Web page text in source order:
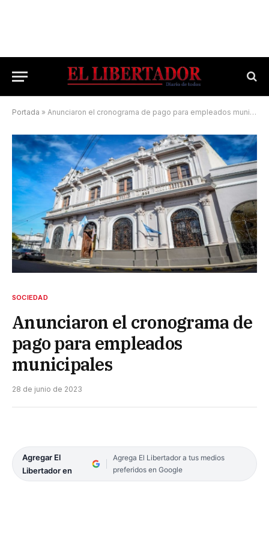
Portada » Anunciaron el cronograma de pago para empleados municipales
SOCIEDAD
Anunciaron el cronograma de
pago para empleados
municipales
28 de junio de 2023
Agregar El
Libertador en
Agrega El Libertador a tus medios
preferidos en Google